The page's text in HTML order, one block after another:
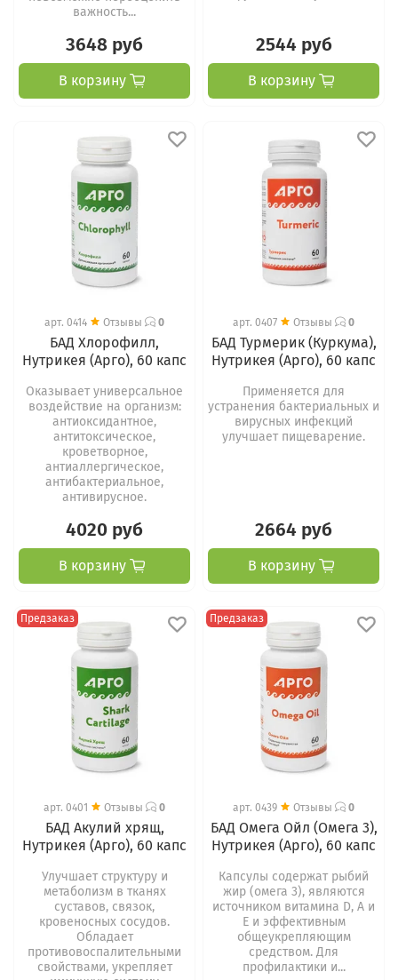
важность...
3648 руб
В корзину
2544 руб
В корзину
арт. 0414 Отзывы 0
БАД Хлорофилл,
Нутрикея (Арго), 60 капс
Оказывает универсальное
воздействие на организм:
антиоксидантное,
антитоксическое,
кроветворное,
антиаллергическое,
антибактериальное,
антивирусное.
4020 руб
В корзину
арт. 0407 Отзывы 0
БАД Турмерик (Куркума),
Нутрикея (Арго), 60 капс
Применяется для
устранения бактериальных и
вирусных инфекций
улучшает пищеварение.
2664 руб
В корзину
Предзаказ
арт. 0401 Отзывы 0
БАД Акулий хрящ,
Нутрикея (Арго), 60 капс
Улучшает структуру и
метаболизм в тканях
суставов, связок,
кровеносных сосудов.
Обладает
противовоспалительными
свойствами, укрепляет
Предзаказ
арт. 0439 Отзывы 0
БАД Омега Ойл (Омега 3),
Нутрикея (Арго), 60 капс
Капсулы содержат рыбий
жир (омега 3), являются
источником витамина D, А и
Е и эффективным
общеукрепляющим
средством. Для
профилактики и...